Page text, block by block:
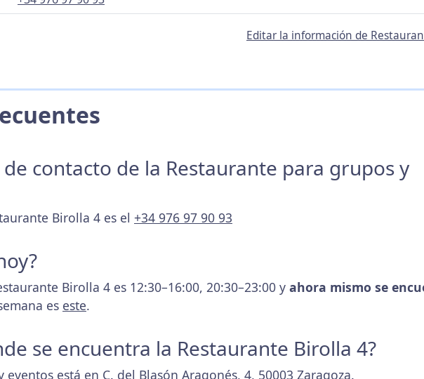
Editar la información de
contacto de la Restaurante para grupos y
Birolla 4 es el +34 976 97 90 93
Birolla 4 es 12:30–16:00, 20:30–23:00 y ahora mismo se
es este.
se encuentra la Restaurante Birolla 4?
está en C. del Blasón Aragonés, 4, 50003 Zaragoza.